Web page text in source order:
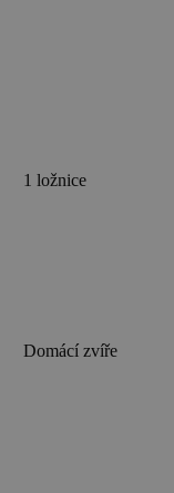
1 ložnice
Domácí zvíře